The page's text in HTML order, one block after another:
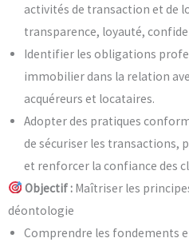
activités de transaction et de
transparence, loyauté,
Identifier les obligations
immobilier dans la relation
acquéreurs et locataires.
Adopter des pratiques
de sécuriser les transactions,
et renforcer la confiance des
Objectif : Maîtriser les
déontologie
Comprendre les fondements